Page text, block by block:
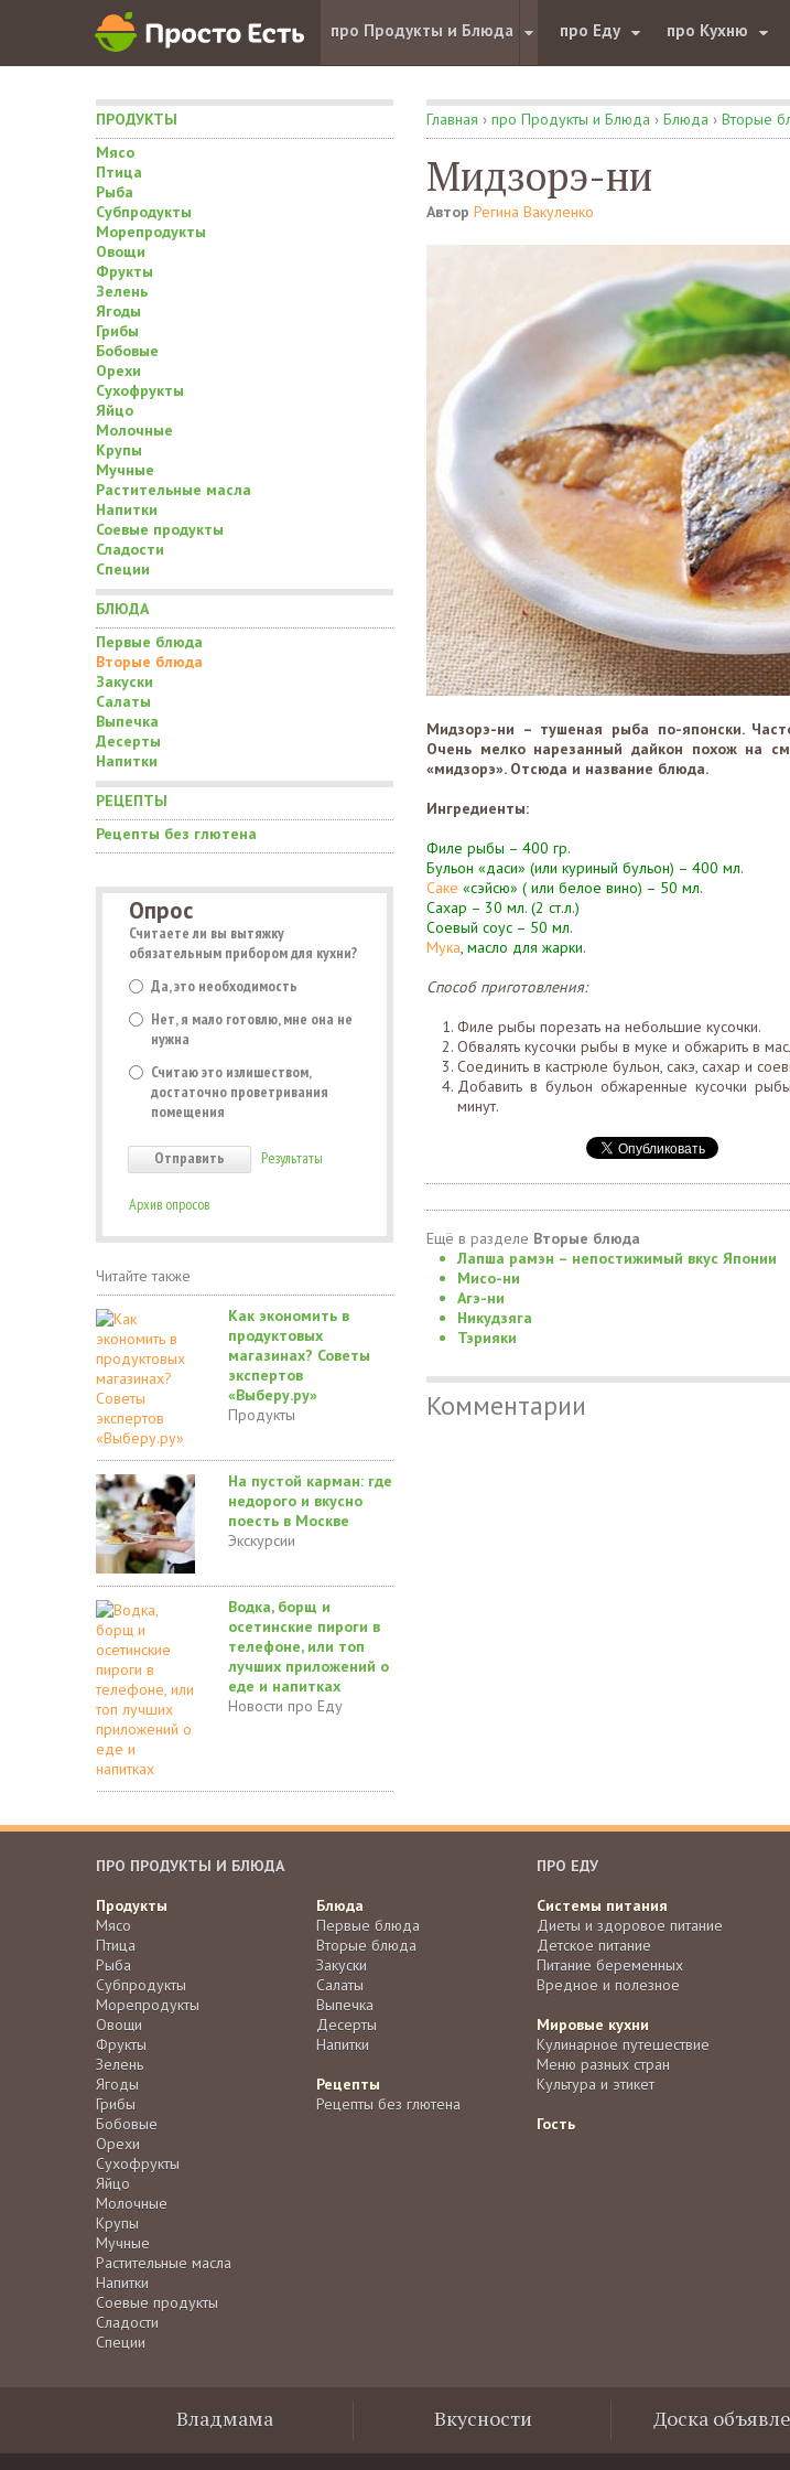
про Продукты и Блюда про Еду про Кухню
ПРОДУКТЫ
Мясо
Птица
Рыба
Субпродукты
Морепродукты
Овощи
Фрукты
Зелень
Ягоды
Грибы
Бобовые
Орехи
Сухофрукты
Яйцо
Молочные
Крупы
Мучные
Растительные масла
Напитки
Соевые продукты
Сладости
Специи
БЛЮДА
Первые блюда
Вторые блюда
Закуски
Салаты
Выпечка
Десерты
Напитки
РЕЦЕПТЫ
Рецепты без глютена
Опрос
Считаете ли вы вытяжку
обязательным прибором для кухни?
Да, это необходимость
Нет, я мало готовлю, мне она не
нужна
Считаю это излишеством,
достаточно проветривания
помещения
Результаты
Архив опросов
Читайте также
Как экономить в
продуктовых
магазинах? Советы
экспертов
«Выберу.ру»
Продукты
На пустой карман: где
недорого и вкусно
поесть в Москве
Экскурсии
Водка, борщ и
осетинские пироги в
телефоне, или топ
лучших приложений о
еде и напитках
Новости про Еду
Главная › про Продукты и Блюда › Блюда › Вторые
Мидзорэ-ни
Автор Регина Вакуленко
Мидзорэ-ни – тушеная рыба по-японски.
Очень мелко нарезанный дайкон похож на
«мидзорэ». Отсюда и название блюда.
Ингредиенты:
Филе рыбы – 400 гр.
Бульон «даси» (или куриный бульон) – 400 мл.
Саке «сэйсю» ( или белое вино) – 50 мл.
Сахар – 30 мл. (2 ст.л.)
Соевый соус – 50 мл.
Мука, масло для жарки.
Способ приготовления:
Филе рыбы порезать на небольшие кусочки.
Обвалять кусочки рыбы в муке и обжарить в
Соединить в кастрюле бульон, сакэ, сахар и
Добавить в бульон обжаренные кусочки
минут.
Ещё в разделе Вторые блюда
Лапша рамэн – непостижимый вкус Японии
Мисо-ни
Агэ-ни
Никудзяга
Тэрияки
Комментарии
ПРО ПРОДУКТЫ И БЛЮДА
Продукты
Мясо
Птица
Рыба
Субпродукты
Морепродукты
Овощи
Фрукты
Зелень
Ягоды
Грибы
Бобовые
Орехи
Сухофрукты
Яйцо
Молочные
Крупы
Мучные
Растительные масла
Напитки
Соевые продукты
Сладости
Специи
Блюда
Первые блюда
Вторые блюда
Закуски
Салаты
Выпечка
Десерты
Напитки
Рецепты
Рецепты без глютена
ПРО ЕДУ
Системы питания
Диеты и здоровое питание
Детское питание
Питание беременных
Вредное и полезное
Мировые кухни
Кулинарное путешествие
Меню разных стран
Культура и этикет
Гость
Владмама Вкусности Доска